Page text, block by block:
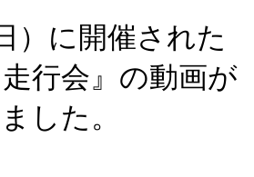
）に開催された
走行会』の動画が
した。